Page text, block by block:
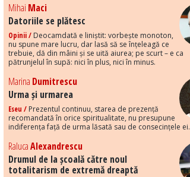
Mihai Maci
Datoriile se plătesc
Opinii / Deocamdată e liniștit: vorbește monoton,
nu spune mare lucru, dar lasă să se înțeleagă ce
trebuie, dă din mâini și se uită aiurea; pe scurt – e ca
pătrunjelul în supă: nici în plus, nici în minus.
Marina Dumitrescu
Urma și urmarea
Eseu / Prezentul continuu, starea de prezență
recomandată în orice spiritualitate, nu presupune
indiferența față de urma lăsată sau de consecințele ei.
RalucaAlexandrescu
Drumul de la școală către noul
totalitarism de extremă dreaptă